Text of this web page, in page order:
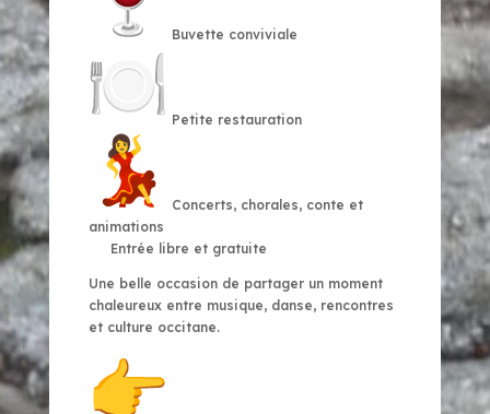
Buvette conviviale
Petite restauration
Concerts, chorales, conte et
animations
Entrée libre et gratuite
Une belle occasion de partager un moment
chaleureux entre musique, danse, rencontres
et culture occitane.